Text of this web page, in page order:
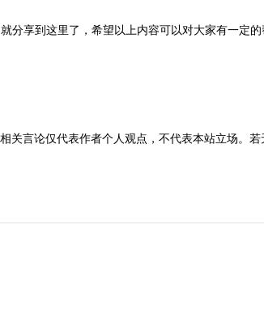
分享到这里了，希望以上内容可以对大家有一定
关言论仅代表作者个人观点，不代表本站立场。